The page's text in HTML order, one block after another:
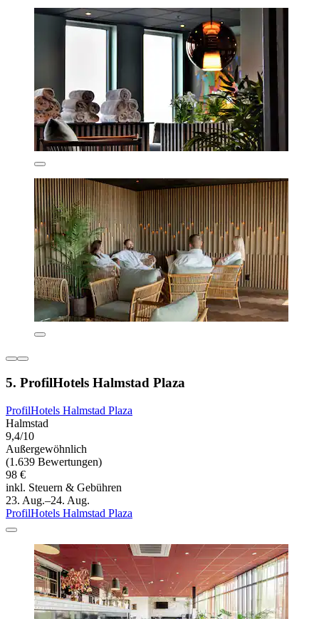
5. ProfilHotels Halmstad Plaza
ProfilHotels Halmstad Plaza
Halmstad
9,4/10
Außergewöhnlich
(1.639 Bewertungen)
98 €
inkl. Steuern & Gebühren
23. Aug.–24. Aug.
ProfilHotels Halmstad Plaza